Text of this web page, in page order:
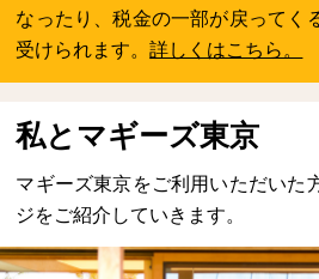
なったり、税金の一部が戻ってく
受けられます。詳しくはこちら。
私とマギーズ東京
マギーズ東京をご利用いただいた
ジをご紹介していきます。